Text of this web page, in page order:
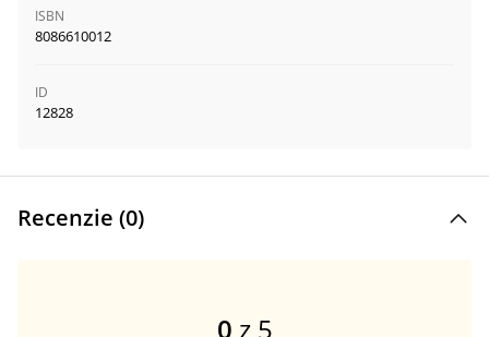
ISBN
8086610012
ID
12828
Recenzie (0)
0 z 5